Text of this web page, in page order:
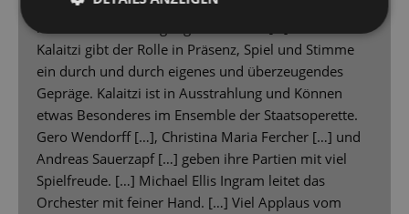
„Kinostar!“ startet die Staatsoperette Dresden ihre
neue Saison auf vergnügliche Weise. […] Dimitra
Kalaitzi gibt der Rolle in Präsenz, Spiel und Stimme
ein durch und durch eigenes und überzeugendes
Gepräge. Kalaitzi ist in Ausstrahlung und Können
etwas Besonderes im Ensemble der Staatsoperette.
Gero Wendorff […], Christina Maria Fercher […] und
Andreas Sauerzapf […] geben ihre Partien mit viel
Spielfreude. […] Michael Ellis Ingram leitet das
Orchester mit feiner Hand. […] Viel Applaus vom